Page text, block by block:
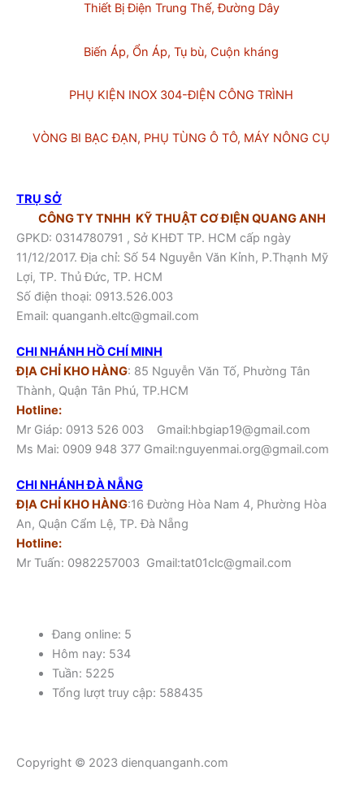
Thiết Bị Điện Trung Thế, Đường Dây
Biến Áp, Ổn Áp, Tụ bù, Cuộn kháng
PHỤ KIỆN INOX 304-ĐIỆN CÔNG TRÌNH
VÒNG BI BẠC ĐẠN, PHỤ TÙNG Ô TÔ, MÁY NÔNG CỤ
TRỤ SỞ
CÔNG TY TNHH KỸ THUẬT CƠ ĐIỆN QUANG ANH
GPKD: 0314780791 , Sở KHĐT TP. HCM cấp ngày
11/12/2017. Địa chỉ: Số 54 Nguyễn Văn Kỉnh, P.Thạnh Mỹ
Lợi, TP. Thủ Đức, TP. HCM
Số điện thoại: 0913.526.003
Email: quanganh.eltc@gmail.com
CHI NHÁNH HỒ CHÍ MINH
ĐỊA CHỈ KHO HÀNG: 85 Nguyễn Văn Tố, Phường Tân
Thành, Quận Tân Phú, TP.HCM
Hotline:
Mr Giáp: 0913 526 003 Gmail:hbgiap19@gmail.com
Ms Mai: 0909 948 377 Gmail:nguyenmai.org@gmail.com
CHI NHÁNH ĐÀ NẴNG
ĐỊA CHỈ KHO HÀNG:16 Đường Hòa Nam 4, Phường Hòa
An, Quận Cẩm Lệ, TP. Đà Nẵng
Hotline:
Mr Tuấn: 0982257003 Gmail:tat01clc@gmail.com
Đang online: 5
Hôm nay: 534
Tuần: 5225
Tổng lượt truy cập: 588435
Copyright © 2023 dienquanganh.com